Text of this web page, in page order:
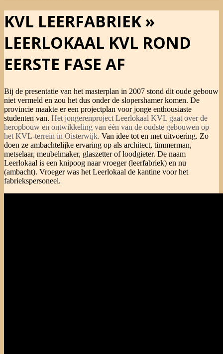
KVL LEERFABRIEK »
LEERLOKAAL KVL ROND
EERSTE FASE AF
Bij de presentatie van het masterplan in 2007 stond dit oude gebouw
niet vermeld en zou het dus onder de slopershamer komen. De
provincie maakte er een projectplan voor jonge enthousiaste
studenten van. Het jongerenproject Leerlokaal KVL gaat over de
heropbouw en ontwikkeling van één van de oudste gebouwen op
het KVL-terrein in Oisterwijk. Van idee tot en met uitvoering. Zo
doen ze ambachtelijke ervaring op als architect, timmerman,
metselaar, meubelmaker, glaszetter of loodgieter. De naam
Leerlokaal is een knipoog naar vroeger (leerfabriek) en nu
(ambacht). Vroeger was het Leerlokaal de kantine voor het
fabriekspersoneel.